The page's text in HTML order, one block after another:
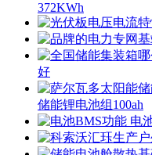
372KWh
好
储能锂电池组100ah
电